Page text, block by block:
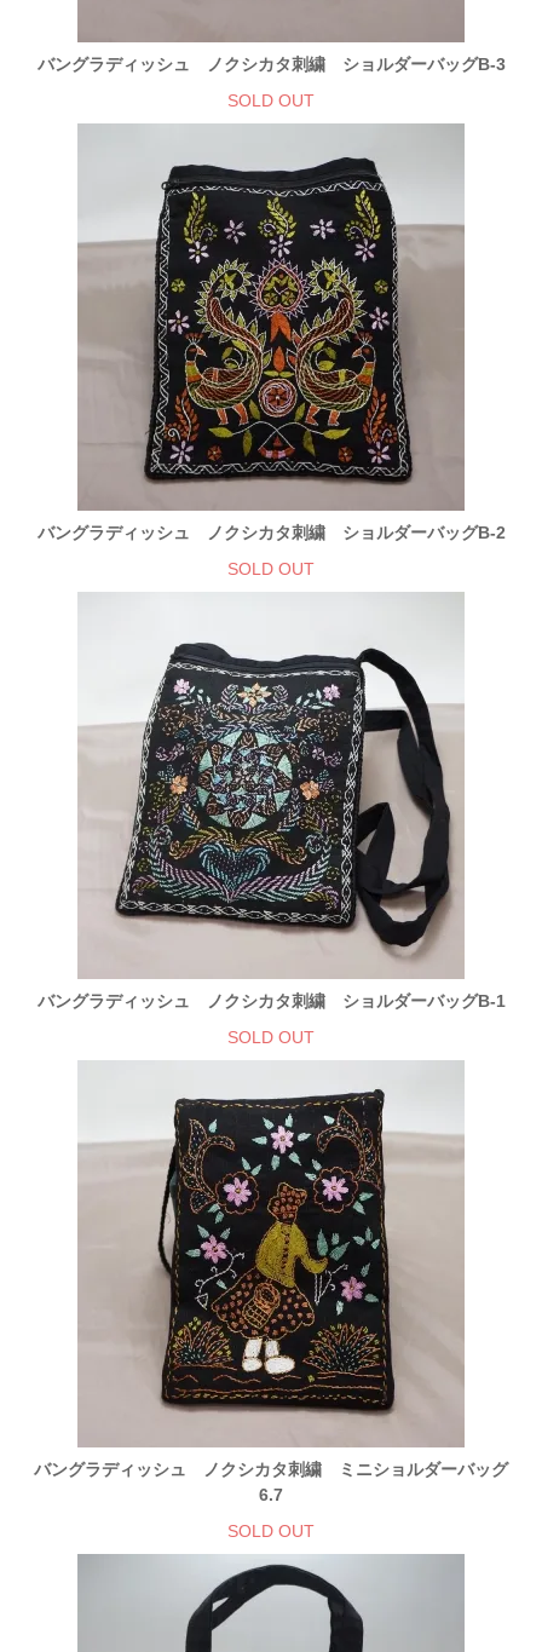
バングラディッシュ ノクシカタ刺繍 ショルダーバッグB-3
SOLD OUT
バングラディッシュ ノクシカタ刺繍 ショルダーバッグB-2
SOLD OUT
バングラディッシュ ノクシカタ刺繍 ショルダーバッグB-1
SOLD OUT
バングラディッシュ ノクシカタ刺繍 ミニショルダーバッグ
6.7
SOLD OUT